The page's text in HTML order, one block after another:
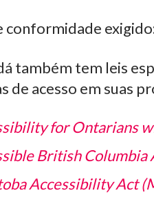
conformidade
também tem leis
de acesso em suas
for Ontarians
British Columbia
Accessibility Act